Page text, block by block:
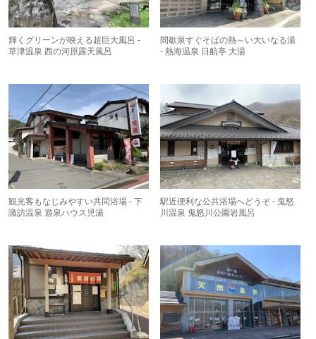
輝くグリーンが映える超巨大風呂 -
草津温泉 西の河原露天風呂
間歇泉すぐそばの熱～い大いなる湯
- 熱海温泉 日航亭 大湯
観光客もなじみやすい共同浴場 - 下
諏訪温泉 遊泉ハウス児湯
駅近便利な公共浴場へどうぞ - 鬼怒
川温泉 鬼怒川公園岩風呂